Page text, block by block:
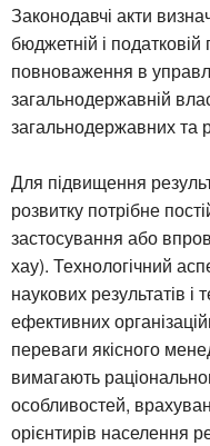
Законодавчі акти
бюджетній і податковій
повноваження в
загальнодержавній
загальнодержавних та
Для підвищення
розвитку потрібне
застосування або
хау). Технологічний
наукових результатів і
ефективних
переваги якісного
вимагають
особливостей,
орієнтирів населення